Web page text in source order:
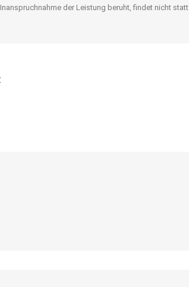
der Leistung beruht, findet nicht statt.